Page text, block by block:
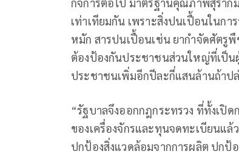
เท่าเทียมกัน เพราะสิ่งปนเปื้อนในก
หมัก สารปนเปื้อนเช่น ยากำจัดศัตรู
ต้องป้องกันประชาชนส่วนใหญ่ที่เป็น
ประชาชนเพิ่มอีกปีละกี่แสนล้านถ้าป
“รัฐบาลจึงออกกฎกระทรวง ที่ทั้งเปิด
ของเครื่องจักรและทุนจดทะเบียนแ
ปกป้องสิ่งแวดล้อมจากการผลิต ปก